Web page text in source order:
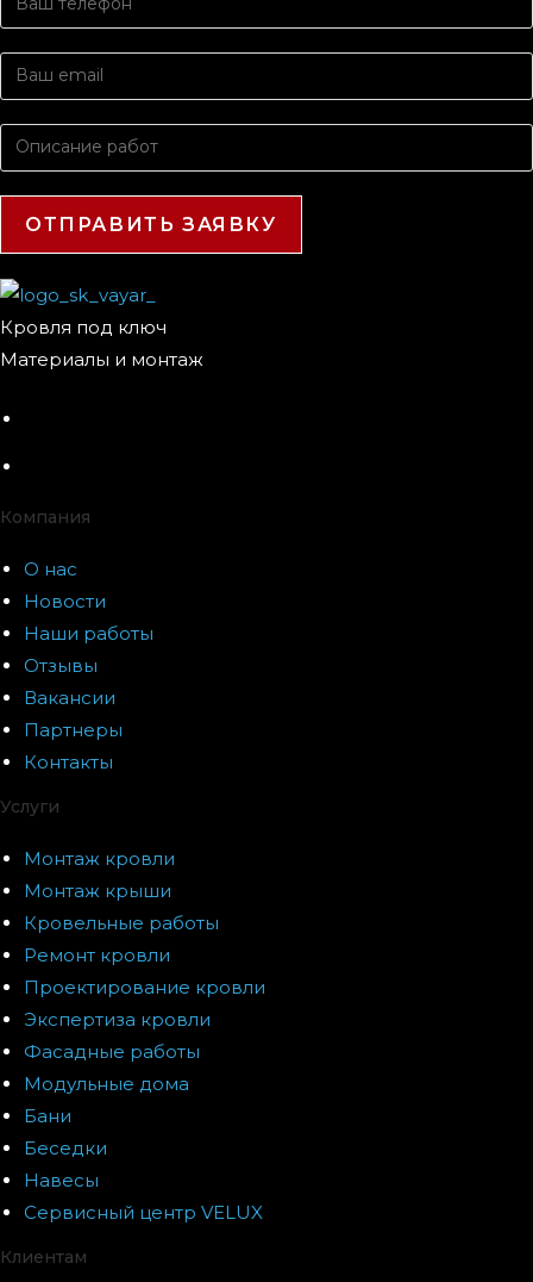
Кровля под ключ
Материалы и монтаж
Компания
О нас
Новости
Наши работы
Отзывы
Вакансии
Партнеры
Контакты
Услуги
Монтаж кровли
Монтаж крыши
Кровельные работы
Ремонт кровли
Проектирование кровли
Экспертиза кровли
Фасадные работы
Модульные дома
Бани
Беседки
Навесы
Сервисный центр VELUX
Клиентам